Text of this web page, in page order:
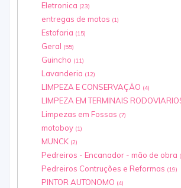
Eletronica (23)
entregas de motos (1)
Estofaria (15)
Geral (55)
Guincho (11)
Lavanderia (12)
LIMPEZA E CONSERVAÇÃO (4)
LIMPEZA EM TERMINAIS
Limpezas em Fossas (7)
motoboy (1)
MUNCK (2)
Pedreiros - Encanador - mão de obra
Pedreiros Contruções e Reformas (19)
PINTOR AUTONOMO (4)